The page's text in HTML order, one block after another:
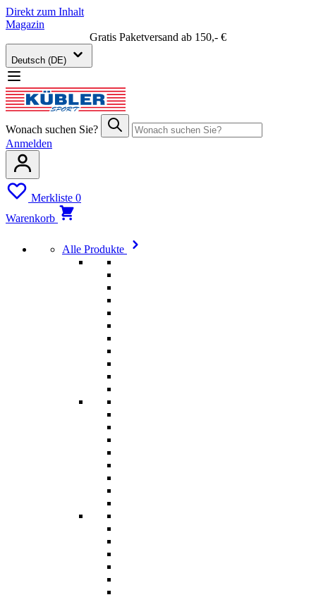
Direkt zum Inhalt
Magazin
Gratis Paketversand ab 150,- €
Deutsch (DE)
Wonach suchen Sie?
Anmelden
Merkliste 0
Warenkorb
Alle Produkte